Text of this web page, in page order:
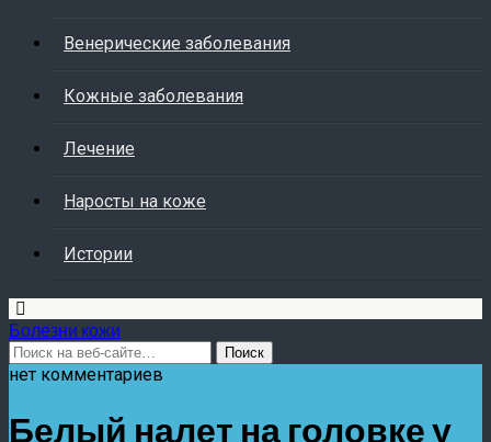
Венерические заболевания
Кожные заболевания
Лечение
Наросты на коже
Истории
Болезни кожи
нет комментариев
Белый налет на головке у